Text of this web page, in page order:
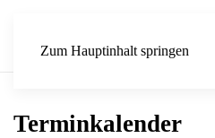
Zum Hauptinhalt springen
Terminkalender